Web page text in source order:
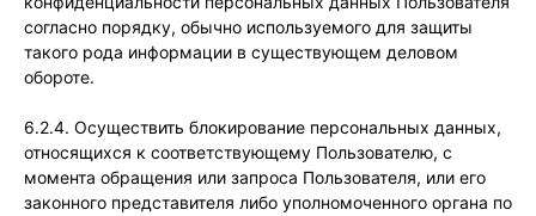
согласно порядку, обычно используемого для защиты
такого рода информации в существующем деловом
обороте.
6.2.4. Осуществить блокирование персональных данных,
относящихся к соответствующему Пользователю, с
момента обращения или запроса Пользователя, или его
законного представителя либо уполномоченного органа по